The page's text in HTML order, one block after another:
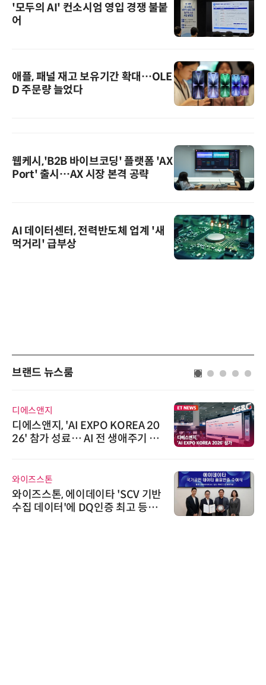
'모두의 AI' 컨소시엄 영입 경쟁 불붙
어
애플, 패널 재고 보유기간 확대…OLE
D 주문량 늘었다
웹케시,'B2B 바이브코딩' 플랫폼 'AX
Port' 출시…AX 시장 본격 공략
AI 데이터센터, 전력반도체 업계 '새
먹거리' 급부상
브랜드 뉴스룸
인아그룹
'자동화 산업의 새로운 가능성'…
인아그룹 전국 7개 도시 세미나 페
씨앤에프시스템
씨앤에프시스템, 오웬스그룹과 공
공 ERP·DX 사업 협력